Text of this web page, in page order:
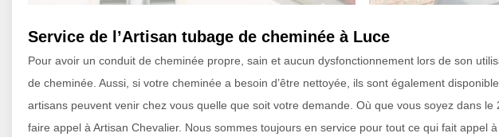
Service de l’Artisan tubage de cheminée à Luce
Pour avoir un conduit de cheminée propre, sain et aucun dysfonctionnement lors de son
de cheminée. Aussi, si votre cheminée a besoin d’être nettoyée, ils sont également
artisans peuvent venir chez vous quelle que soit votre demande. Où que vous soyez dans le
faire appel à Artisan Chevalier. Nous sommes toujours en service pour tout ce qui fait appel